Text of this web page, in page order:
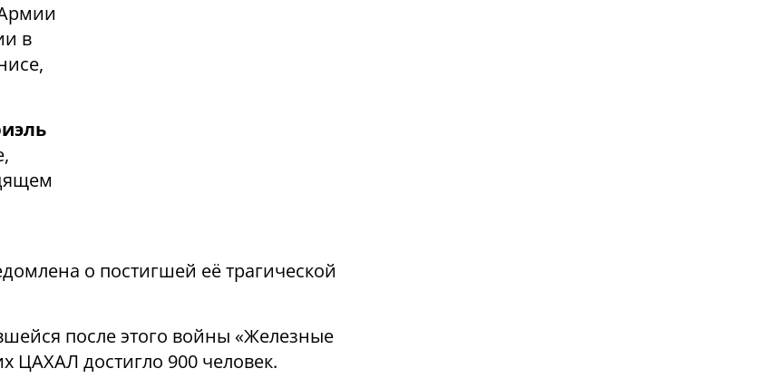
в
,
о постигшей её трагической
после этого войны «Железные
ЦАХАЛ достигло 900 человек.